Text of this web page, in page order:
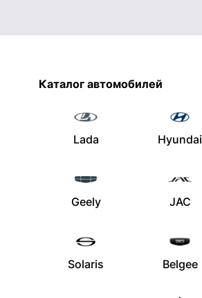
Каталог автомобилей
Lada Hyundai
Geely JAC
Solaris Belgee